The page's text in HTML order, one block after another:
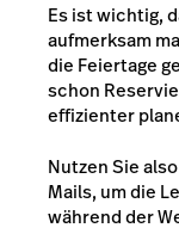
Es ist wichtig,
aufmerksam
die Feiertage
schon
effizienter
Nutzen Sie
Mails, um die
während der